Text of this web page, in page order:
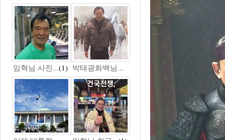
임혁님 사진...(1) 박태광화백님...